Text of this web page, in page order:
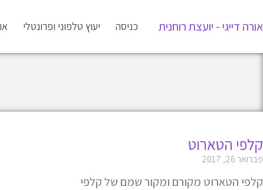
אורה דייגי - יועצת רוחנית כניסה יעוץ טלפוני ופרונטלי
קלפי הטארוט
פברואר 26, 2017
קלפי הטארוט מקורם ומקור שמם של קלפי